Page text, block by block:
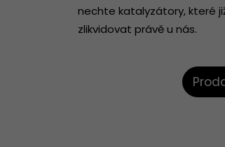
nechte katalyzátory, které
zlikvidovat právě u nás.